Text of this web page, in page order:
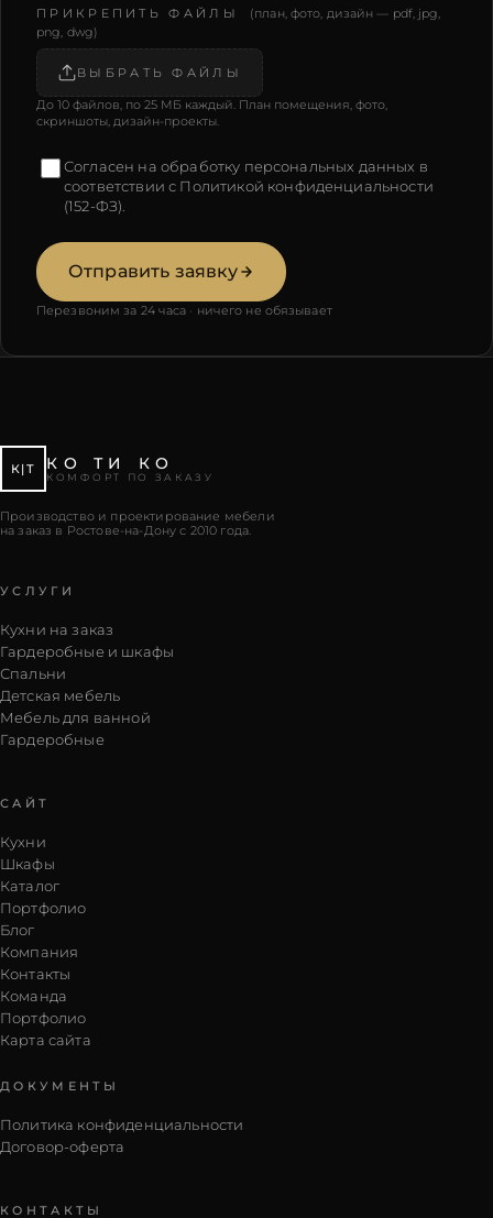
ПРИКРЕПИТЬ ФАЙЛЫ
(план, фото, дизайн — pdf, jpg,
png, dwg)
ВЫБРАТЬ ФАЙЛЫ
До 10 файлов, по 25 МБ каждый. План помещения, фото,
скриншоты, дизайн-проекты.
Согласен на обработку персональных данных в
соответствии с Политикой конфиденциальности
(152-ФЗ).
Отправить заявку
Перезвоним за 24 часа · ничего не обязывает
К|Т КО ТИ КО
КОМФОРТ ПО ЗАКАЗУ
Производство и проектирование мебели
на заказ в Ростове-на-Дону с 2010 года.
УСЛУГИ
Кухни на заказ
Гардеробные и шкафы
Спальни
Детская мебель
Мебель для ванной
Гардеробные
САЙТ
Кухни
Шкафы
Каталог
Портфолио
Блог
Компания
Контакты
Команда
Портфолио
Карта сайта
ДОКУМЕНТЫ
Политика конфиденциальности
Договор-оферта
КОНТАКТЫ